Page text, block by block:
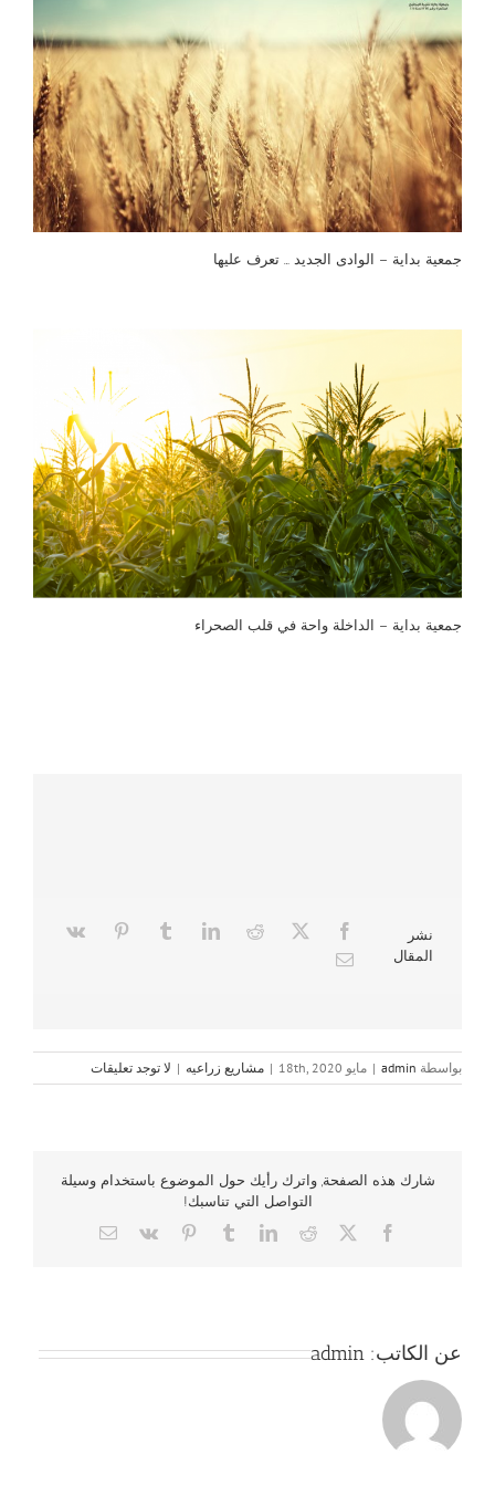
جمعية بداية – الوادى الجديد … تعرف عليها
جمعية بداية – الداخلة واحة في قلب الصحراء
نشر
المقال
بواسطة admin
| مايو 18th, 2020 | مشاريع زراعيه | لا توجد تعليقات
شارك هذه الصفحة, واترك رأيك حول الموضوع باستخدام وسيلة
التواصل التي تناسبك!
Facebook
X
Reddit
LinkedIn
Tumblr
Pinterest
Vk
Email
عن الكاتب: admin